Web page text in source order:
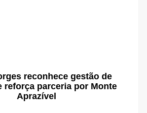
reconhece gestão de
reforça parceria por Monte
Aprazível